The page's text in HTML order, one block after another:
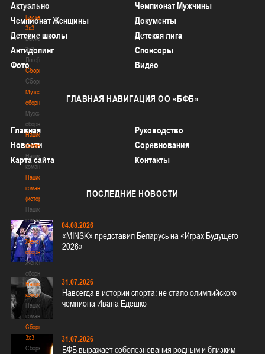
Разное
Баскетбол
3х3
Баскетбол
3х3
Лого[modid=121]
Сборные
Сборные
Мужские
сборные
Мужские
сборные
Национальная
команда
Национальная
команда
Национальная
команда
(история)
Национальная
команда
(история)
Женские
сборные
Женские
сборные
Национальная
команда
Национальная
команда
Сборные
3х3
Сборные
Актуально
Чемпионат Мужчины
Чемпионат Женщины
Документы
Детские школы
Детская лига
Антидопинг
Спонсоры
Фото
Видео
ГЛАВНАЯ НАВИГАЦИЯ ОО «БФБ»
Главная
Руководство
Новости
Соревнования
Карта сайта
Контакты
ПОСЛЕДНИЕ НОВОСТИ
04.08.2026
«MINSK» представил Беларусь на «Играх Будущего –
2026»
31.07.2026
Навсегда в истории спорта: не стало олимпийского
чемпиона Ивана Едешко
31.07.2026
БФБ выражает соболезнования родным и близким